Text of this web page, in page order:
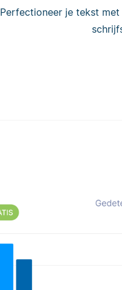
Perfectioneer je tekst